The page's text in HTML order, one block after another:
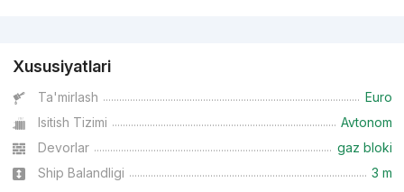
Xususiyatlari
Ta'mirlash
Euro
Isitish Tizimi
Avtonom
Devorlar
gaz bloki
Ship Balandligi
3 m